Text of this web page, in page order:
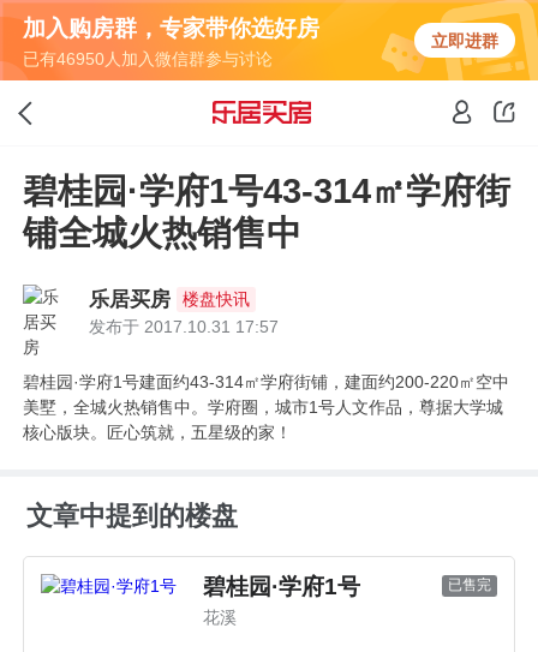
加入购房群，专家带你选好房
已有46950人加入微信群参与讨论
立即进群
碧桂园·学府1号43-314㎡学府街
铺全城火热销售中
乐居买房
楼盘快讯
发布于 2017.10.31 17:57
碧桂园·学府1号建面约43-314㎡学府街铺，建面约200-220㎡空中
美墅，全城火热销售中。学府圈，城市1号人文作品，尊据大学城
核心版块。匠心筑就，五星级的家！
文章中提到的楼盘
碧桂园·学府1号 已售完
花溪